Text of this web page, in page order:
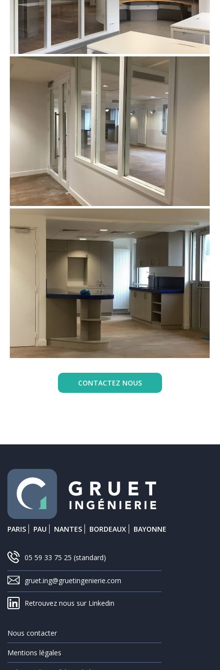
CONTACTEZ NOUS
PARIS PAU NANTES BORDEAUX BAYONNE
05 59 33 75 25 (standard)
gruet.ing@gruetingenierie.com
Retrouvez nous sur Linkedin
Nous contacter
Mentions légales